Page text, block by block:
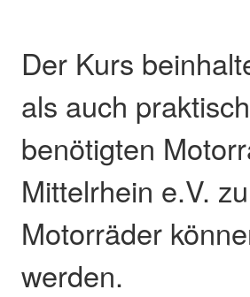
Der Kurs
als auch
benötigten
Mittelrhein e.V.
Motorräder
werden.